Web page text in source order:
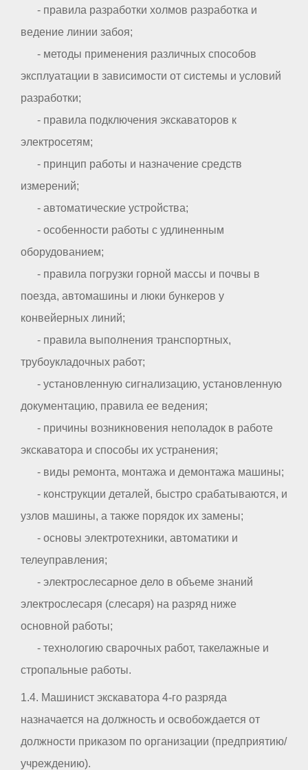
- правила разработки холмов разработка и
ведение линии забоя;
- методы применения различных способов
эксплуатации в зависимости от системы и условий
разработки;
- правила подключения экскаваторов к
электросетям;
- принцип работы и назначение средств
измерений;
- автоматические устройства;
- особенности работы с удлиненным
оборудованием;
- правила погрузки горной массы и почвы в
поезда, автомашины и люки бункеров у
конвейерных линий;
- правила выполнения транспортных,
трубоукладочных работ;
- установленную сигнализацию, установленную
документацию, правила ее ведения;
- причины возникновения неполадок в работе
экскаватора и способы их устранения;
- виды ремонта, монтажа и демонтажа машины;
- конструкции деталей, быстро срабатываются, и
узлов машины, а также порядок их замены;
- основы электротехники, автоматики и
телеуправления;
- электрослесарное дело в объеме знаний
электрослесаря (слесаря) на разряд ниже
основной работы;
- технологию сварочных работ, такелажные и
стропальные работы.
1.4. Машинист экскаватора 4-го разряда
назначается на должность и освобождается от
должности приказом по организации (предприятию/
учреждению).